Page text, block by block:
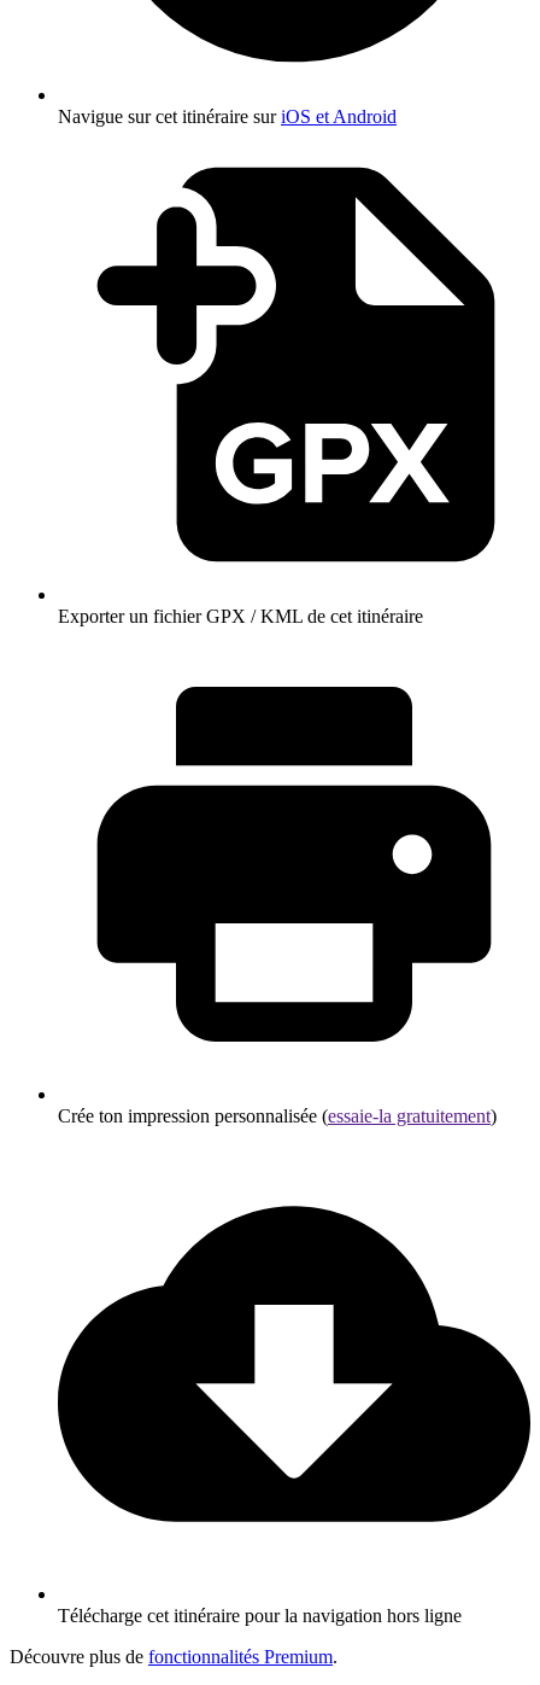
Navigue sur cet itinéraire suriOS et Android
Exporter un fichier GPX / KML de cet itinéraire
Crée ton impression personnalisée (essaie-la gratuitement)
Télécharge cet itinéraire pour la navigation hors ligne
Découvre plus de fonctionnalités Premium.